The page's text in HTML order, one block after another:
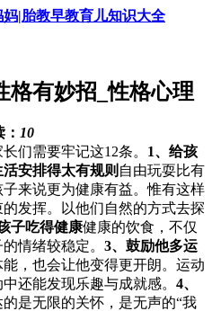
格有妙招_性格心理
10
们需要牢记这12条。 1、给孩
安排得太有规则 自由玩耍比有
来说更为健康有益。惟有这样
发挥。以他们自然的方式去探
子吃得健康健康的饮食，不仅
情绪较稳定。 3、鼓励他多运
，也会让他变得更开朗。运动
还能发现乐趣与成就感。 4、
是无限的关怀，是无声的“我